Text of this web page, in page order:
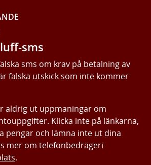
sms
sms om krav på betalning av
falska utskick som inte kommer
aldrig ut uppmaningar om
Klicka inte på länkarna,
pengar och lämna inte ut dina
mer om telefonbedrägeri
.